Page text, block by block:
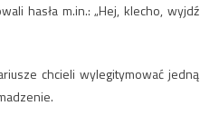
hasła m.in.: „Hej, klecho, wyjdź
chcieli wylegitymować jedną